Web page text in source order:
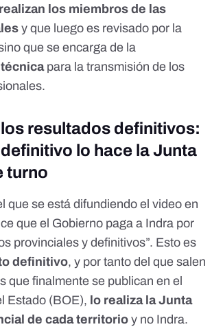
realizan los miembros de las
y que luego es revisado por la
que se encarga de la
para la transmisión de los
resultados definitivos:
lo hace la Junta
turno
que se está difundiendo el video en
que el Gobierno paga a Indra por
provinciales y definitivos”. Esto es
definitivo, y por tanto del que salen
que finalmente se publican en el
Estado (BOE), lo realiza la Junta
de cada territorio y no Indra.